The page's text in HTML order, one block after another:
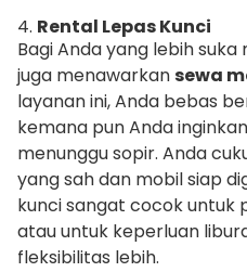
4. Rental Lepas Kunci
Bagi Anda yang lebih
juga menawarkansewa
layanan ini, Anda bebas
kemana pun Anda
menunggu sopir. Anda
yang sah dan mobil siap
kunci sangat cocok untuk
atau untuk keperluan
fleksibilitas lebih.